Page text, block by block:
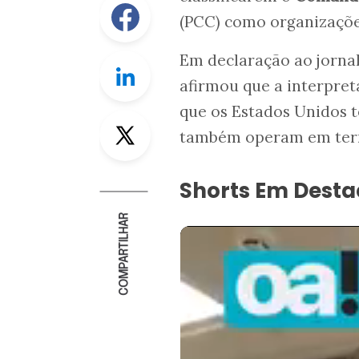
Linkedin
Twitter
COMPARTILHAR
(PCC) como
Em declaração ao
afirmou que a
que os Estados Unidos
também operam em
Shorts Em